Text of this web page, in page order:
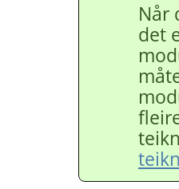
Når
det